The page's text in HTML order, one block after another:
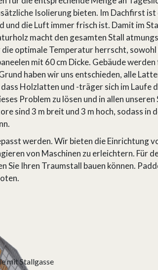
Isolierung bieten. Im Dachfirst ist
die Luft immer frisch ist. Damit im
macht den gesamten Stall
optimale Temperatur herrscht,
mit 60 cm Dicke. Gebäude
haben wir uns entschieden, alle
Holzlatten und -träger sich im Laufe
Problem zu lösen und in allen unseren
sind 3 m breit und 3 m hoch, sodass in
werden. Wir bieten die Einrichtung
von Maschinen zu erleichtern. Für
Sie Ihren Traumstall bauen können.